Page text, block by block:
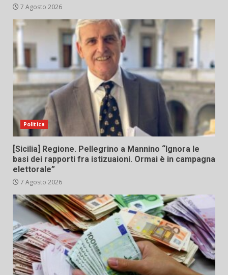
7 Agosto 2026
Politica
[Sicilia] Regione. Pellegrino a Mannino “Ignora le
basi dei rapporti fra istizuaioni. Ormai è in campagna
elettorale”
7 Agosto 2026